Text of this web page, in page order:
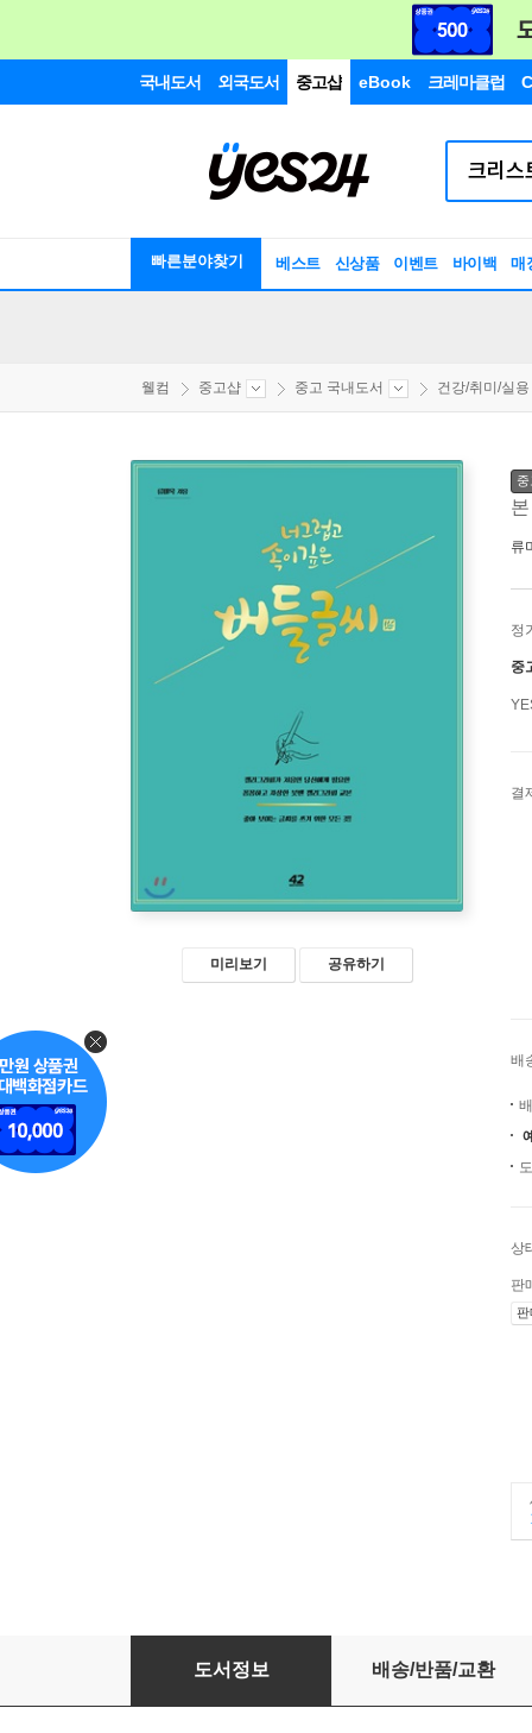
국내도서 외국도서 중고샵 eBook 크레마클럽
빠른분야찾기 베스트 신상품 이벤트 바이백 매
웰컴 중고샵 중고 국내도서 건강/취미/실용
미리보기 공유하기
본
류
정
중
결
배
상
판
판
너그럽고 속이 깊은 버들글씨
도서정보 배송/반품/교환